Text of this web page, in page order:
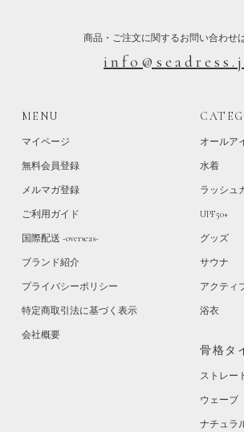
商品・ご注文に関するお問い合わせ
MENU
マイページ
無料会員登録
メルマガ登録
ご利用ガイド
国際配送 -overseas-
ブランド紹介
プライバシーポリシー
特定商取引法に基づく表示
会社概要
オールア
水着
ラッシュ
UPF50+
グッズ
サウナ
アクティ
浴衣
骨格タ
ストレー
ウェーブ
ナチュラ